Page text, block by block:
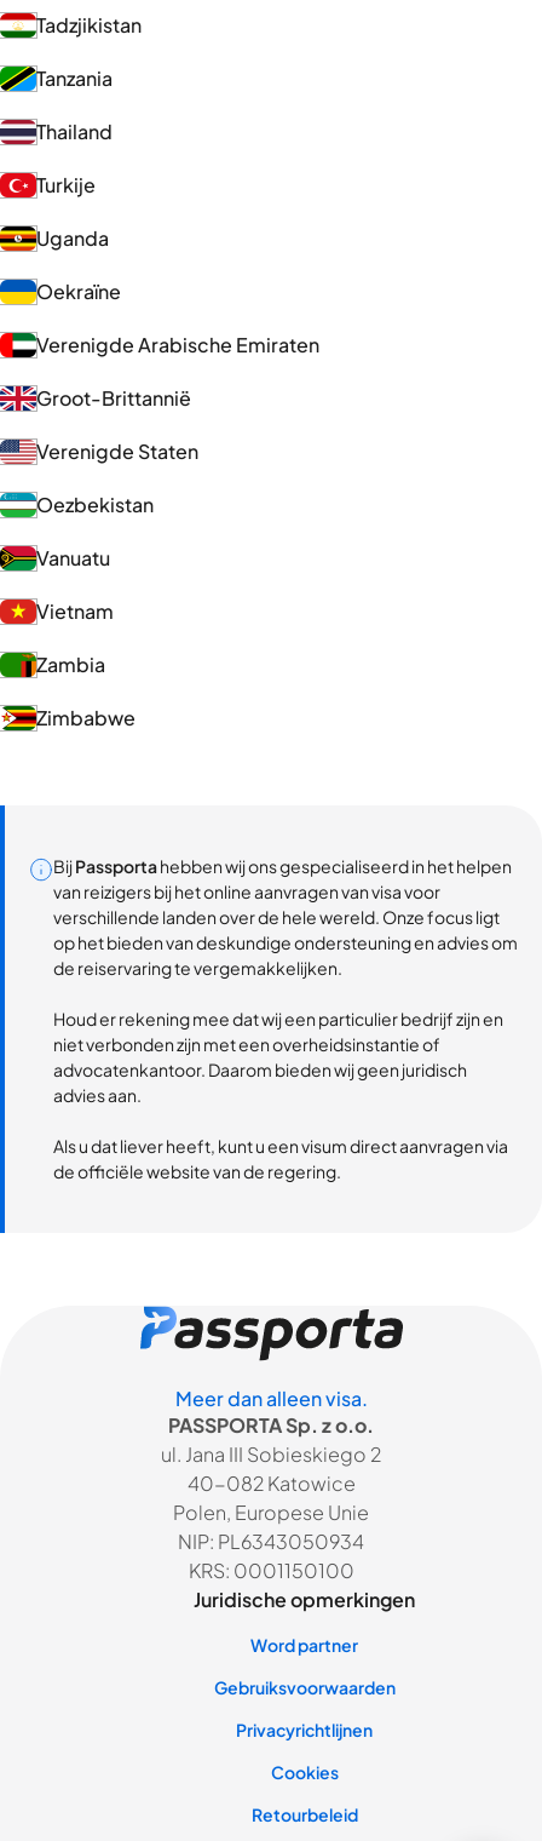
Tadzjikistan
Tanzania
Thailand
Turkije
Uganda
Oekraïne
Verenigde Arabische Emiraten
Groot-Brittannië
Verenigde Staten
Oezbekistan
Vanuatu
Vietnam
Zambia
Zimbabwe
BijPassportahebben wij ons gespecialiseerd in het helpen
van reizigers bij het online aanvragen van visa voor
verschillende landen over de hele wereld. Onze focus ligt
op het bieden van deskundige ondersteuning en advies om
de reiservaring te vergemakkelijken.
Houd er rekening mee dat wij een particulier bedrijf zijn en
niet verbonden zijn met een overheidsinstantie of
advocatenkantoor. Daarom bieden wij geen juridisch
advies aan.
Als u dat liever heeft, kunt u een visum direct aanvragen via
de officiële website van de regering.
Meer dan alleen visa.
PASSPORTA Sp. z o.o.
ul. Jana III Sobieskiego 2
40-082 Katowice
Polen, Europese Unie
NIP: PL6343050934
KRS: 0001150100
Juridische opmerkingen
Word partner
Gebruiksvoorwaarden
Privacyrichtlijnen
Cookies
Retourbeleid